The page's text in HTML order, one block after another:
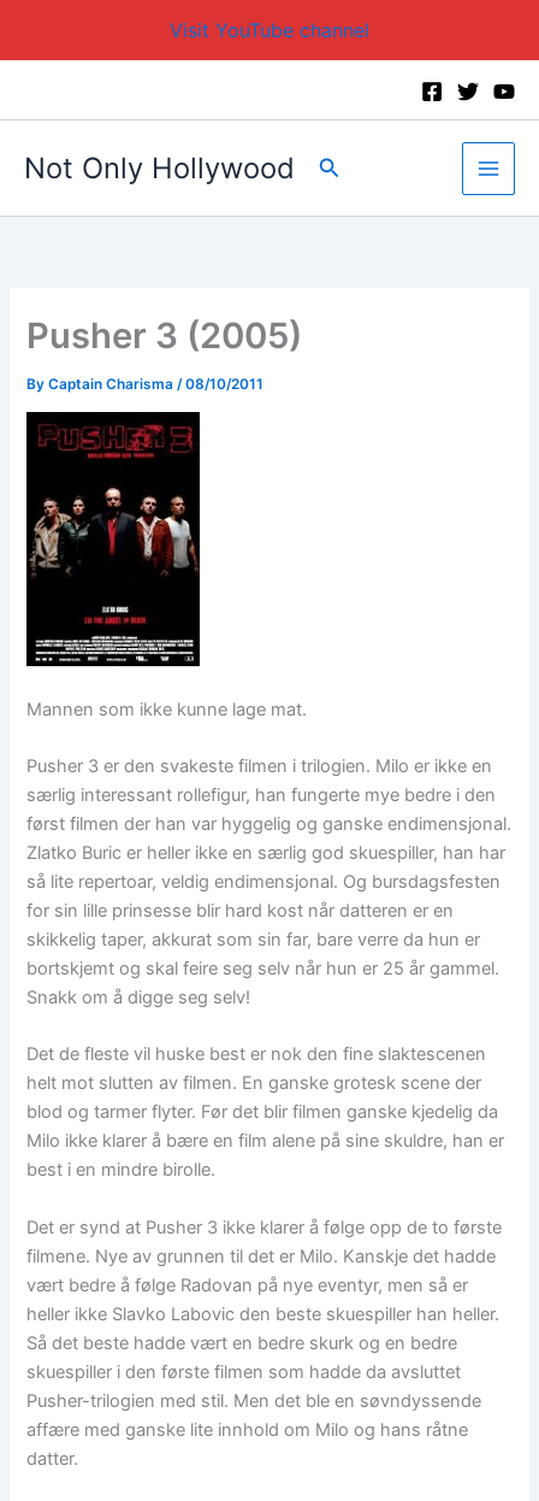
Visit YouTube channel
Not Only Hollywood Search
Pusher 3 (2005)
ByCaptain Charisma /08/10/2011
Mannen som ikke kunne lage mat.
Pusher 3 er den svakeste filmen i trilogien. Milo er ikke en
særlig interessant rollefigur, han fungerte mye bedre i den
først filmen der han var hyggelig og ganske endimensjonal.
Zlatko Buric er heller ikke en særlig god skuespiller, han har
så lite repertoar, veldig endimensjonal. Og bursdagsfesten
for sin lille prinsesse blir hard kost når datteren er en
skikkelig taper, akkurat som sin far, bare verre da hun er
bortskjemt og skal feire seg selv når hun er 25 år gammel.
Snakk om å digge seg selv!
Det de fleste vil huske best er nok den fine slaktescenen
helt mot slutten av filmen. En ganske grotesk scene der
blod og tarmer flyter. Før det blir filmen ganske kjedelig da
Milo ikke klarer å bære en film alene på sine skuldre, han er
best i en mindre birolle.
Det er synd at Pusher 3 ikke klarer å følge opp de to første
filmene. Nye av grunnen til det er Milo. Kanskje det hadde
vært bedre å følge Radovan på nye eventyr, men så er
heller ikke Slavko Labovic den beste skuespiller han heller.
Så det beste hadde vært en bedre skurk og en bedre
skuespiller i den første filmen som hadde da avsluttet
Pusher-trilogien med stil. Men det ble en søvndyssende
affære med ganske lite innhold om Milo og hans råtne
datter.